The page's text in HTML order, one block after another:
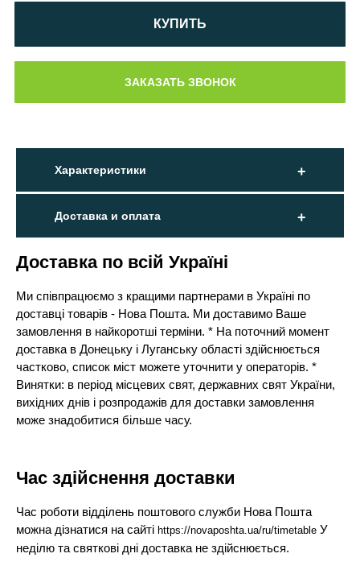
КУПИТЬ
Характеристики
Доставка и оплата
Доставка по всій Україні
Ми співпрацюємо з кращими партнерами в Україні по
доставці товарів - Нова Пошта. Ми доставимо Ваше
замовлення в найкоротші терміни. * На поточний момент
доставка в Донецьку і Луганську області здійснюється
частково, список міст можете уточнити у операторів. *
Винятки: в період місцевих свят, державних свят України,
вихідних днів і розпродажів для доставки замовлення
може знадобитися більше часу.
Час здійснення доставки
Час роботи відділень поштового служби Нова Пошта
можна дізнатися на сайтіhttps://novaposhta.ua/ru/timetable У
неділю та святкові дні доставка не здійснюється.